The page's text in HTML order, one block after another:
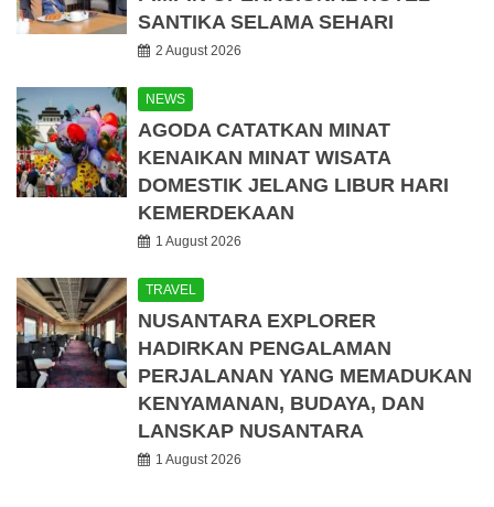
SANTIKA SELAMA SEHARI
2 August 2026
NEWS
AGODA CATATKAN MINAT
KENAIKAN MINAT WISATA
DOMESTIK JELANG LIBUR HARI
KEMERDEKAAN
1 August 2026
TRAVEL
NUSANTARA EXPLORER
HADIRKAN PENGALAMAN
PERJALANAN YANG MEMADUKAN
KENYAMANAN, BUDAYA, DAN
LANSKAP NUSANTARA
1 August 2026